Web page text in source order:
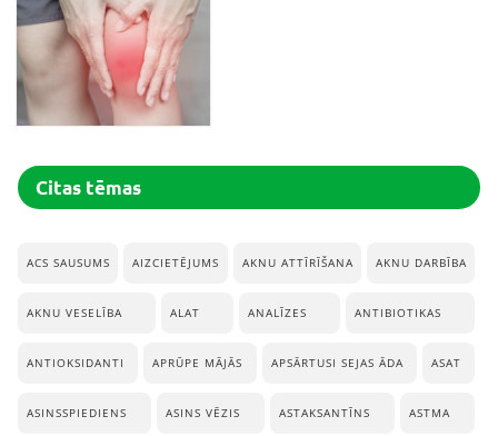
Citas tēmas
ACS SAUSUMS AIZCIETĒJUMS AKNU ATTĪRĪŠANA AKNU DARBĪBA
AKNU VESELĪBA ALAT ANALĪZES ANTIBIOTIKAS
ANTIOKSIDANTI APRŪPE MĀJĀS APSĀRTUSI SEJAS ĀDA ASAT
ASINSSPIEDIENS ASINS VĒZIS ASTAKSANTĪNS ASTMA